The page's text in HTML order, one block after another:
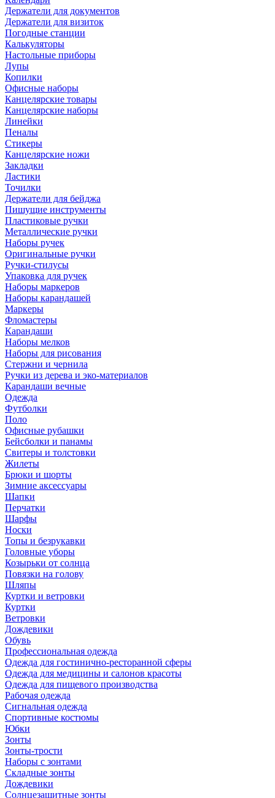
Держатели для документов
Держатели для визиток
Погодные станции
Калькуляторы
Настольные приборы
Лупы
Копилки
Офисные наборы
Канцелярские товары
Канцелярские наборы
Линейки
Пеналы
Стикеры
Канцелярские ножи
Закладки
Ластики
Точилки
Держатели для бейджа
Пишущие инструменты
Пластиковые ручки
Металлические ручки
Наборы ручек
Оригинальные ручки
Ручки-стилусы
Упаковка для ручек
Наборы маркеров
Наборы карандашей
Маркеры
Фломастеры
Карандаши
Наборы мелков
Наборы для рисования
Стержни и чернила
Ручки из дерева и эко-материалов
Карандаши вечные
Одежда
Футболки
Поло
Офисные рубашки
Бейсболки и панамы
Свитеры и толстовки
Жилеты
Брюки и шорты
Зимние аксессуары
Шапки
Перчатки
Шарфы
Носки
Топы и безрукавки
Головные уборы
Козырьки от солнца
Повязки на голову
Шляпы
Куртки и ветровки
Куртки
Ветровки
Дождевики
Обувь
Профессиональная одежда
Одежда для гостинично-ресторанной сферы
Одежда для медицины и салонов красоты
Одежда для пищевого производства
Рабочая одежда
Сигнальная одежда
Спортивные костюмы
Юбки
Зонты
Зонты-трости
Наборы с зонтами
Складные зонты
Дождевики
Солнцезащитные зонты